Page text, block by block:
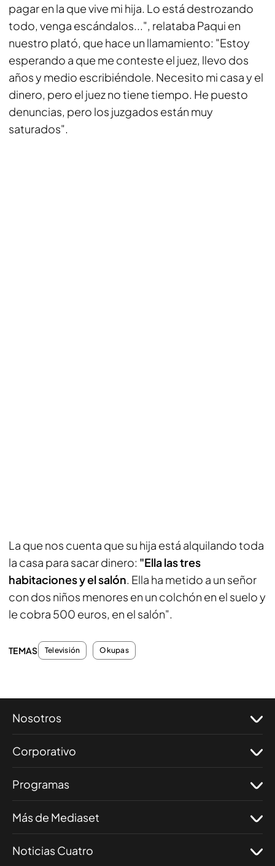
pagar en la que vive mi hija. Lo está destrozando
todo, venga escándalos...", relataba Paqui en
nuestro plató, que hace un llamamiento: "Estoy
esperando a que me conteste el juez, llevo dos
años y medio escribiéndole. Necesito mi casa y el
dinero, pero el juez no tiene tiempo. He puesto
denuncias, pero los juzgados están muy
saturados".
La que nos cuenta que su hija está alquilando toda
la casa para sacar dinero: "Ella las tres
habitaciones y el salón. Ella ha metido a un señor
con dos niños menores en un colchón en el suelo y
le cobra 500 euros, en el salón".
TEMAS Televisión Okupas
Nosotros
Corporativo
Programas
Más de Mediaset
Noticias Cuatro